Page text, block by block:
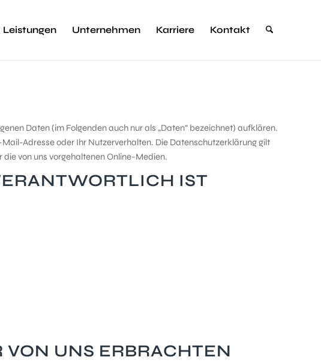
Leistungen Unternehmen Karriere Kontakt
Daten (im Folgenden auch nur als „Daten“ bezeichnet) aufklären.
Adresse oder Ihr Nutzerverhalten. Die Datenschutzerklärung gilt
von uns vorgehaltenen Online-Medien.
IST
UNS ERBRACHTEN